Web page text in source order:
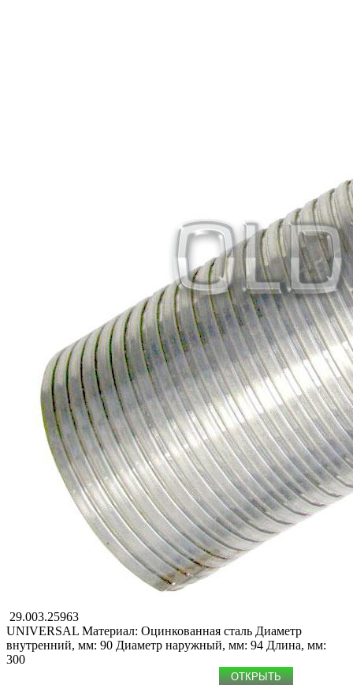
29.003.25963
UNIVERSAL Материал: Оцинкованная сталь Диаметр
внутренний, мм: 90 Диаметр наружный, мм: 94 Длина, мм:
300
ОТКРЫТЬ